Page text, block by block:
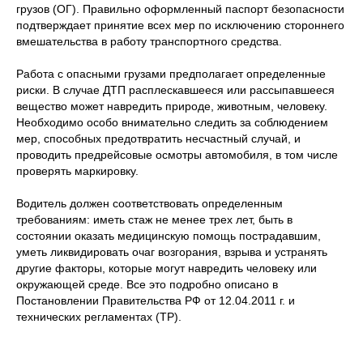
грузов (ОГ). Правильно оформленный паспорт безопасности
подтверждает принятие всех мер по исключению стороннего
вмешательства в работу транспортного средства.
Работа с опасными грузами предполагает определенные
риски. В случае ДТП расплескавшееся или рассыпавшееся
вещество может навредить природе, животным, человеку.
Необходимо особо внимательно следить за соблюдением
мер, способных предотвратить несчастный случай, и
проводить предрейсовые осмотры автомобиля, в том числе
проверять маркировку.
Водитель должен соответствовать определенным
требованиям: иметь стаж не менее трех лет, быть в
состоянии оказать медицинскую помощь пострадавшим,
уметь ликвидировать очаг возгорания, взрыва и устранять
другие факторы, которые могут навредить человеку или
окружающей среде. Все это подробно описано в
Постановлении Правительства РФ от 12.04.2011 г. и
технических регламентах (ТР).